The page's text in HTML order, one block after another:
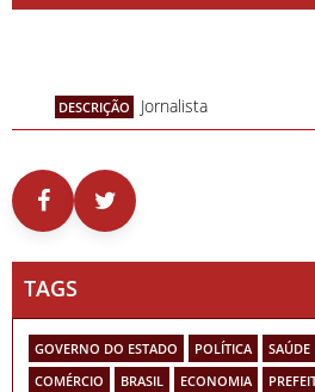
DESCRIÇÃO Jornalista
TAGS
GOVERNO DO ESTADO POLÍTICA SAÚDE
COMÉRCIO
BRASIL ECONOMIA